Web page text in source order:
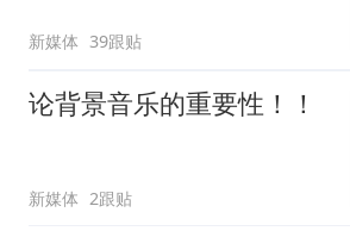
新媒体 39跟贴
论背景音乐的重要性！！
新媒体 2跟贴